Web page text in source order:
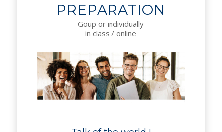
PREPARATION
Goup or individually
in class / online